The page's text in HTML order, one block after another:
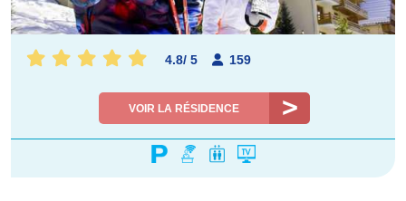
4.8/ 5 159
VOIR LA RÉSIDENCE